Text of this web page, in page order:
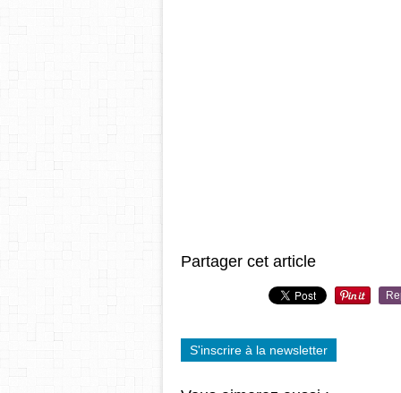
Partager cet article
S'inscrire à la newsletter